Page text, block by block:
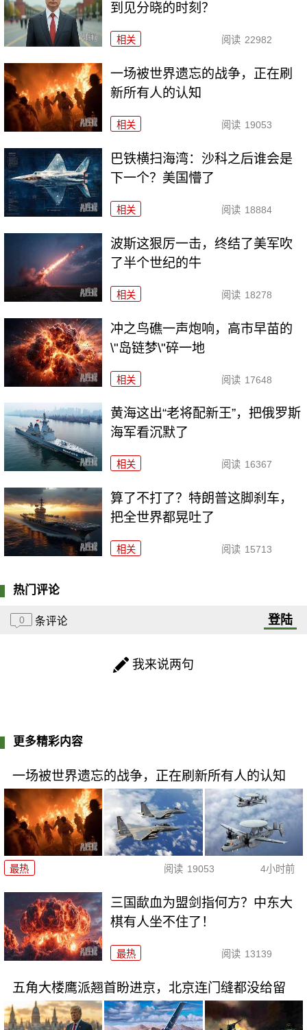
到见分晓的时刻？
相关 阅读 22982
一场被世界遗忘的战争，正在刷
新所有人的认知
相关 阅读 19053
巴铁横扫海湾：沙科之后谁会是
下一个？美国懵了
相关 阅读 18884
波斯这狠厉一击，终结了美军吹
了半个世纪的牛
相关 阅读 18278
冲之鸟礁一声炮响，高市早苗的
\"岛链梦\"碎一地
相关 阅读 17648
黄海这出“老将配新王”，把俄罗斯
海军看沉默了
相关 阅读 16367
算了不打了？特朗普这脚刹车，
把全世界都晃吐了
相关 阅读 15713
热门评论
0 条评论 登陆
我来说两句
更多精彩内容
一场被世界遗忘的战争，正在刷新所有人的认知
最热 阅读 19053 4小时前
三国歃血为盟剑指何方？中东大
棋有人坐不住了！
最热 阅读 13139
五角大楼鹰派翘首盼进京，北京连门缝都没给留